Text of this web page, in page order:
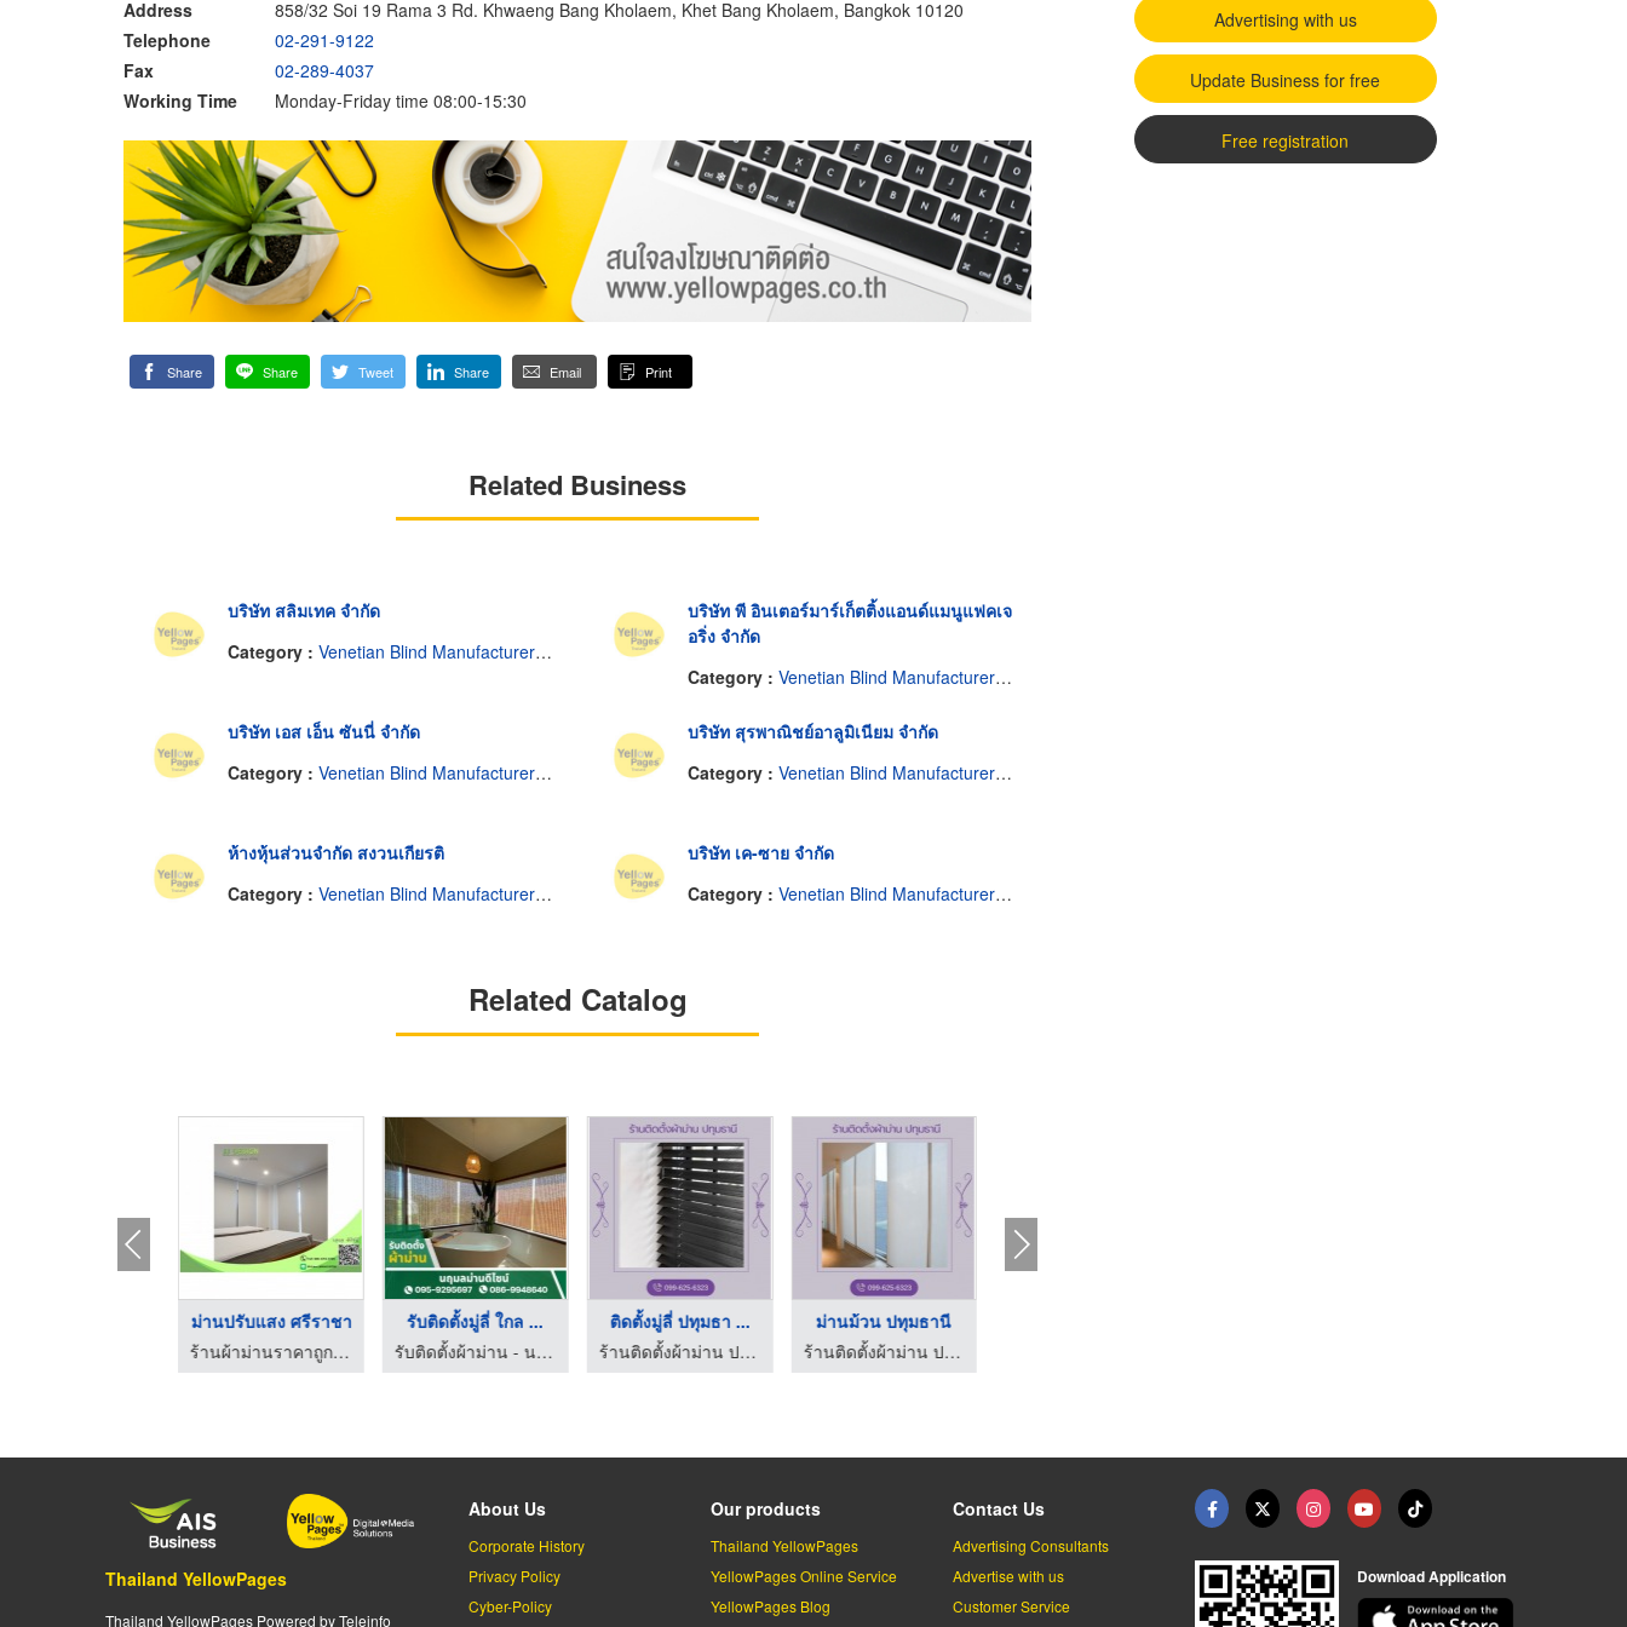
Address
858/32 Soi 19 Rama 3 Rd. Khwaeng Bang Kholaem, Khet Bang Kholaem, Bangkok 10120
Telephone
02-291-9122
Fax
02-289-4037
Working Time
Monday-Friday time 08:00-15:30
Share Share Tweet Share Email Print
Related Business
บริษัท สลิมเทค จำกัด
Category : Venetian Blind Manufacturers-Wholesale
บริษัท พี อินเตอร์มาร์เก็ตติ้งแอนด์แมนูแฟคเจ
อริ่ง จำกัด
Category : Venetian Blind Manufacturers-Wholesale
บริษัท เอส เอ็น ซันนี่ จำกัด
Category : Venetian Blind Manufacturers-Wholesale
บริษัท สุรพาณิชย์อาลูมิเนียม จำกัด
Category : Venetian Blind Manufacturers-Wholesale
ห้างหุ้นส่วนจำกัด สงวนเกียรติ
Category : Venetian Blind Manufacturers-Wholesale
บริษัท เค-ซาย จำกัด
Category : Venetian Blind Manufacturers-Wholesale
Related Catalog
ม่านปรับแสง ศรีราชา
ร้านผ้าม่านราคาถูก ศรีราชา
รับติดตั้งมู่ลี่ ใกล ...
รับติดตั้งผ้าม่าน - นฤมลม่านดีไซน์
ติดตั้งมู่ลี่ ปทุมธา ...
ร้านติดตั้งผ้าม่าน ปทุมธานี
ม่านม้วน ปทุมธานี
ร้านติดตั้งผ้าม่าน ปทุมธานี
Advertising with us
Update Business for free
Free registration
Thailand YellowPages
Thailand YellowPages Powered by Teleinfo
About Us
Corporate History
Privacy Policy
Cyber-Policy
Our products
Thailand YellowPages
YellowPages Online Service
YellowPages Blog
Contact Us
Advertising Consultants
Advertise with us
Customer Service
Download Application